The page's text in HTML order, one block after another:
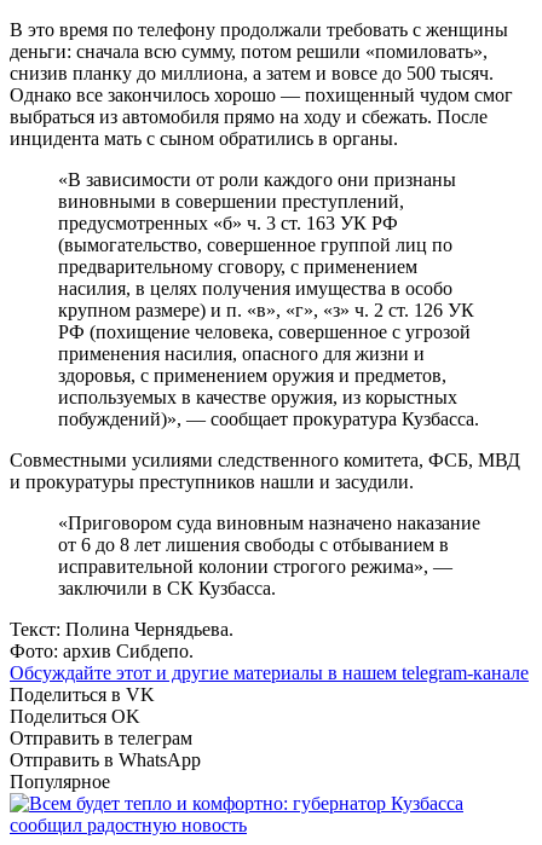
В это время по телефону продолжали требовать с женщины
деньги: сначала всю сумму, потом решили «помиловать»,
снизив планку до миллиона, а затем и вовсе до 500 тысяч.
Однако все закончилось хорошо — похищенный чудом смог
выбраться из автомобиля прямо на ходу и сбежать. После
инцидента мать с сыном обратились в органы.
«В зависимости от роли каждого они признаны
виновными в совершении преступлений,
предусмотренных «б» ч. 3 ст. 163 УК РФ
(вымогательство, совершенное группой лиц по
предварительному сговору, с применением
насилия, в целях получения имущества в особо
крупном размере) и п. «в», «г», «з» ч. 2 ст. 126 УК
РФ (похищение человека, совершенное с угрозой
применения насилия, опасного для жизни и
здоровья, с применением оружия и предметов,
используемых в качестве оружия, из корыстных
побуждений)», — сообщает прокуратура Кузбасса.
Совместными усилиями следственного комитета, ФСБ, МВД
и прокуратуры преступников нашли и засудили.
«Приговором суда виновным назначено наказание
от 6 до 8 лет лишения свободы с отбыванием в
исправительной колонии строгого режима», —
заключили в СК Кузбасса.
Текст: Полина Чернядьева.
Фото: архив Сибдепо.
Обсуждайте этот и другие материалы в нашем telegram-канале
Поделиться в VK
Поделиться OK
Отправить в телеграм
Отправить в WhatsApp
Популярное